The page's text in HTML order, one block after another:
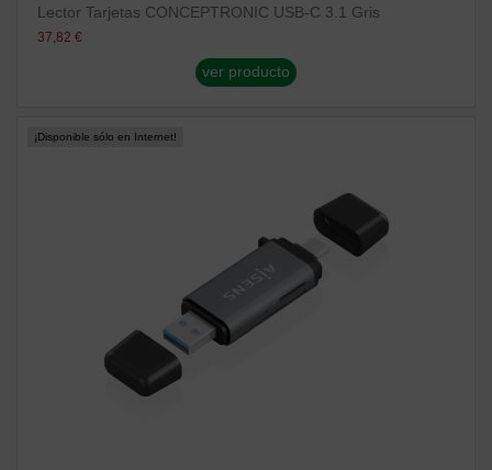
Lector Tarjetas CONCEPTRONIC USB-C 3.1 Gris
37,82 €
ver producto
¡Disponible sólo en Internet!